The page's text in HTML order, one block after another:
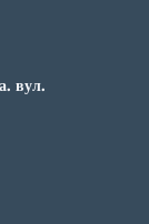
вул.